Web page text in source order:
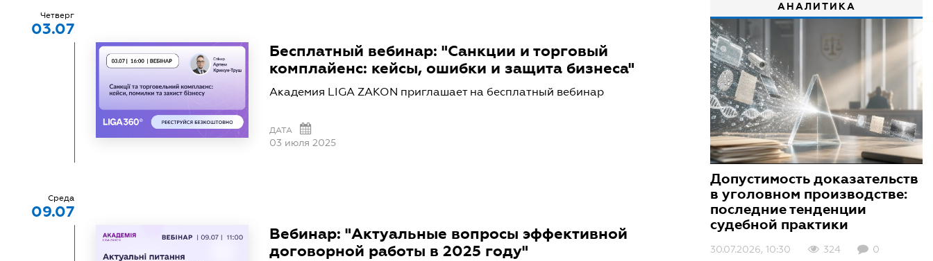
Четверг
03.07
Бесплатный вебинар: "Санкции и торговый
комплайенс: кейсы, ошибки и защита бизнеса"
Академия LIGA ZAKON приглашает на бесплатный вебинар
ДАТА
03 июля 2025
Среда
09.07
Вебинар: "Актуальные вопросы эффективной
договорной работы в 2025 году"
АНАЛИТИКА
Допустимость доказательств
в уголовном производстве:
последние тенденции
судебной практики
30.07.2026, 10:30 324 0